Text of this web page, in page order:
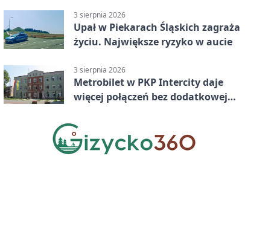
3 sierpnia 2026
Upał w Piekarach Śląskich zagraża
życiu. Największe ryzyko w aucie
3 sierpnia 2026
Metrobilet w PKP Intercity daje
więcej połączeń bez dodatkowej